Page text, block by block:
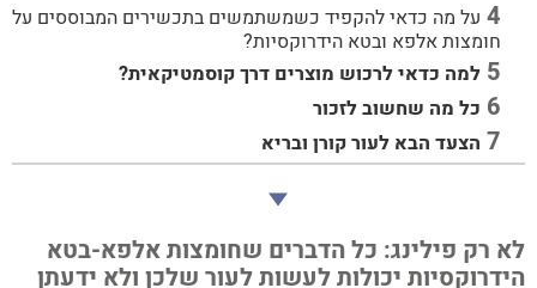
רק פילינג: כל הדברים שחומצות אלפא-בטא
יכולות לעשות לעור שלכן ולא ידעתן
על מה כדאי להקפיד כשמשתמשים בתכשירים המבוססים על
חומצות אלפא ובטא הידרוקסיות?
למה כדאי לרכוש מוצרים דרך קוסמטיקאית?
כל מה שחשוב לזכור
הצעד הבא לעור קורן ובריא